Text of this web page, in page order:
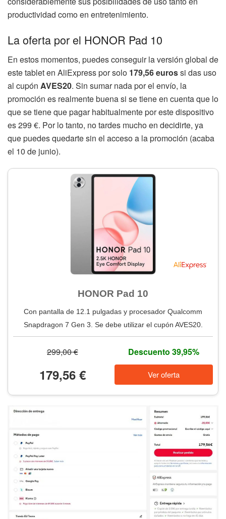
productividad como en entretenimiento.
La oferta por el HONOR Pad 10
En estos momentos, puedes conseguir la versión global de
este tablet en AliExpress por solo 179,56 eurossi das uso
al cupón AVES20. Sin sumar nada por el envío, la
promoción es realmente buena si se tiene en cuenta que lo
que se tiene que pagar habitualmente por este dispositivo
es 299 €. Por lo tanto, no tardes mucho en decidirte, ya
que puedes quedarte sin el acceso a la promoción (acaba
el 10 de junio).
HONOR Pad 10
Con pantalla de 12.1 pulgadas y procesador Qualcomm
Snapdragon 7 Gen 3. Se debe utilizar el cupón AVES20.
299,00 € Descuento 39,95%
179,56 € Ver oferta